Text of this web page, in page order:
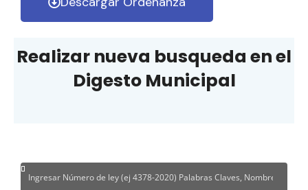
Realizar nueva busqueda en el
Digesto Municipal